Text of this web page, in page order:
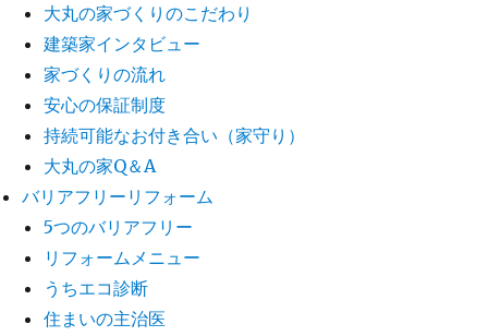
大丸の家づくりのこだわり
建築家インタビュー
家づくりの流れ
安心の保証制度
持続可能なお付き合い（家守り）
大丸の家Q＆A
バリアフリーリフォーム
5つのバリアフリー
リフォームメニュー
うちエコ診断
住まいの主治医